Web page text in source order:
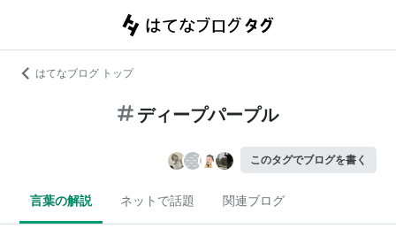
はてなブログ トップ
ディープパープル
このタグでブログを書く
言葉の解説 ネットで話題 関連ブログ